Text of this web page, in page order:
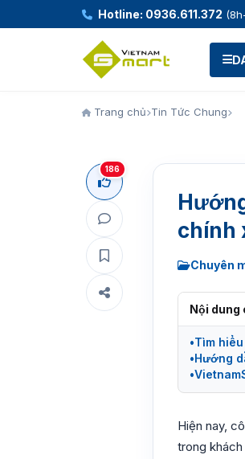
Hotline: 0936.611.372
Trang chủ Tin Tức Chung
186
chính
Chuyên
Nội dung
Tìm
Hướng
Hiện nay,
trong